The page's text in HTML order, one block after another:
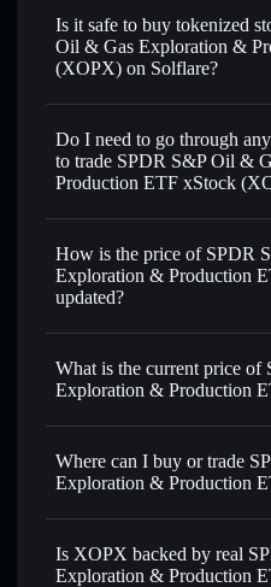
USDC or SOL anytime
Is it safe to buy tokenized
Oil & Gas Exploration &
(XOPX) on Solflare?
Do I need to go through
to trade SPDR S&P Oil &
Production ETF xStock
How is the price of SPDR
Exploration & Production
updated?
SPDR
the real-world stock price
What is the current price
Exploration & Production
SPDR
Where can I buy or trade
Exploration & Production
Wallet
Is XOPX backed by real
Exploration & Production